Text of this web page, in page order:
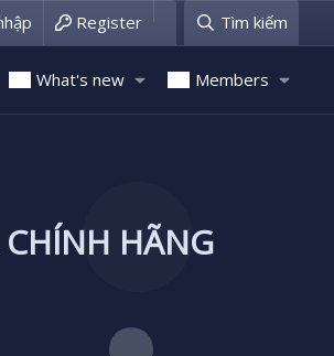
Register Tìm kiếm
What's new Members
HÃNG